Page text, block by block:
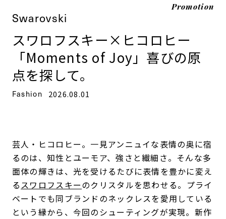
Promotion
Swarovski
スワロフスキー×ヒコロヒー
「Moments of Joy」喜びの原
点を探して。
Fashion 2026.08.01
芸人・ヒコロヒー。一見アンニュイな表情の奥に宿
るのは、知性とユーモア、強さと繊細さ。そんな多
面体の輝きは、光を受けるたびに表情を豊かに変え
るスワロフスキーのクリスタルを思わせる。プライ
ベートでも同ブランドのネックレスを愛用している
という縁から、今回のシューティングが実現。新作